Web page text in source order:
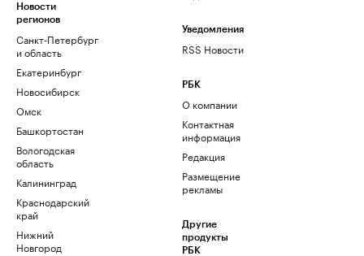
Новости
регионов
Санкт-Петербург
и область
Екатеринбург
Новосибирск
Омск
Башкортостан
Вологодская
область
Калининград
Краснодарский
край
Нижний
Новгород
Уведомления
RSS Новости
РБК
О компании
Контактная
информация
Редакция
Размещение
рекламы
Другие
продукты
РБК